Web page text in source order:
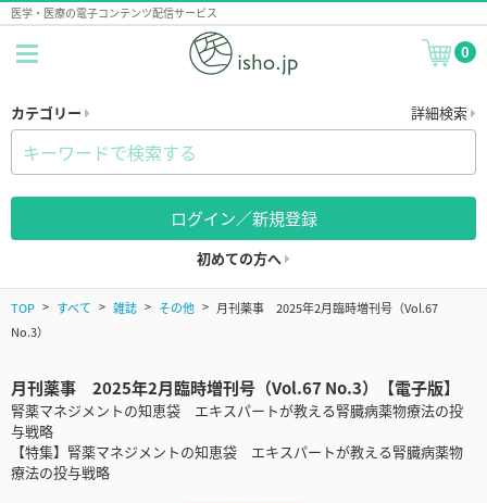
医学・医療の電子コンテンツ配信サービス
0
カテゴリー 詳細検索
ログイン／新規登録
初めての方へ
TOP すべて 雑誌 その他
月刊薬事 2025年2月臨時増刊号（Vol.67
No.3）
月刊薬事 2025年2月臨時増刊号（Vol.67 No.3）【電子版】
腎薬マネジメントの知恵袋 エキスパートが教える腎臓病薬物療法の投
与戦略
【特集】腎薬マネジメントの知恵袋 エキスパートが教える腎臓病薬物
療法の投与戦略